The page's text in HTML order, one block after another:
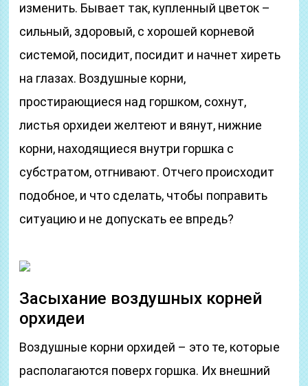
изменить. Бывает так, купленный цветок –
сильный, здоровый, с хорошей корневой
системой, посидит, посидит и начнет хиреть
на глазах. Воздушные корни,
простирающиеся над горшком, сохнут,
листья орхидеи желтеют и вянут, нижние
корни, находящиеся внутри горшка с
субстратом, отгнивают. Отчего происходит
подобное, и что сделать, чтобы поправить
ситуацию и не допускать ее впредь?
Засыхание воздушных корней
орхидеи
Воздушные корни орхидей – это те, которые
располагаются поверх горшка. Их внешний